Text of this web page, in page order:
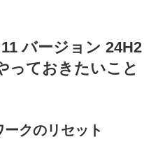
バージョン
っておきたいこと
クのリセット